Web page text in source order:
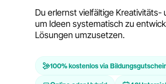
Du erlernst vielfältige
um Ideen systematisch zu
Lösungen umzusetzen.
100% kostenlos via